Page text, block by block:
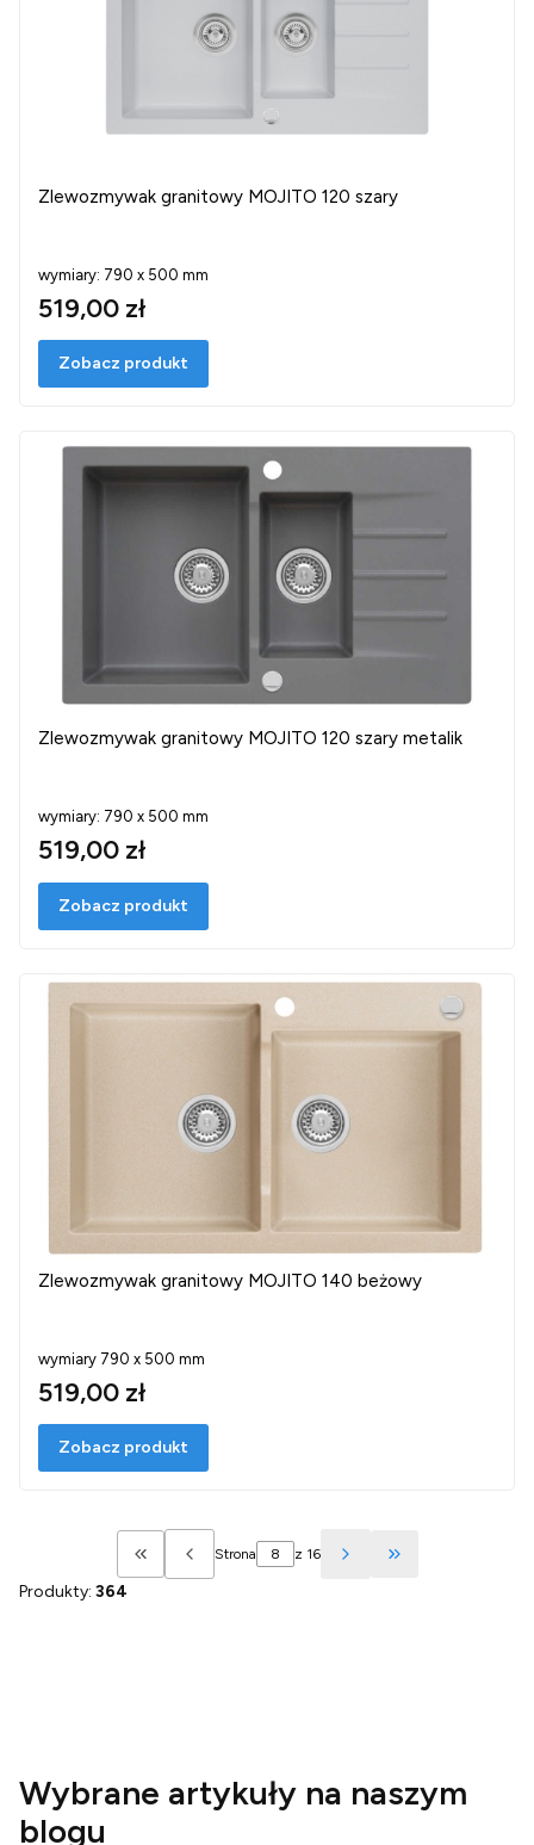
Zlewozmywak granitowy MOJITO 120 szary
wymiary: 790 x 500 mm
519,00 zł
Zobacz produkt
Zlewozmywak granitowy MOJITO 120 szary metalik
wymiary: 790 x 500 mm
519,00 zł
Zobacz produkt
Zlewozmywak granitowy MOJITO 140 beżowy
wymiary 790 x 500 mm
519,00 zł
Zobacz produkt
Wróć do pierwszej strony z produktami
Strona z 16
Przejdź do
Produkty: 364
Wybrane artykuły na naszym
blogu